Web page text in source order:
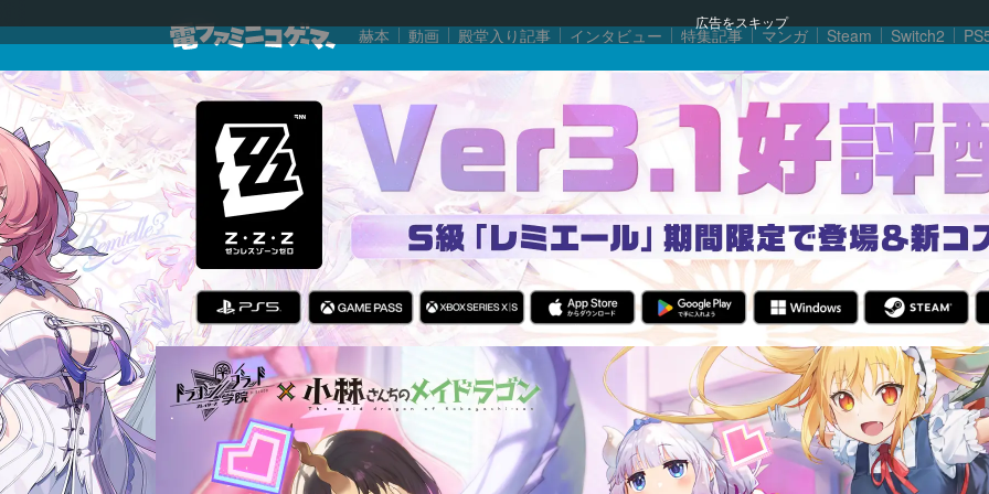
広告をスキップ
赫本 動画 殿堂入り記事 インタビュー 特集記事 マンガ Steam Switch2